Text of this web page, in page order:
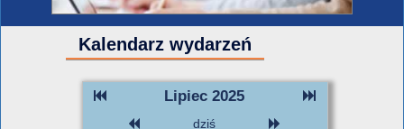
Kalendarz wydarzeń
Lipiec 2025
dziś